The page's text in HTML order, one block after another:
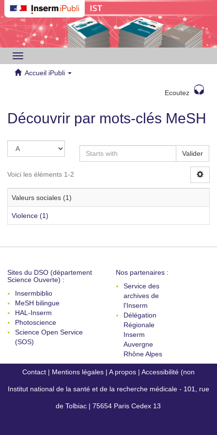
Toggle
navigation
Accueil iPubli
Ecoutez
Découvrir par mots-clés MeSH
Valider
Voici les éléments 1-2
Valeurs sociales (1)
Violence (1)
Sites du DSO (département
Science Ouverte) :
Insermbiblio
MeSH bilingue
HAL-Inserm
Photoscience
Science Open Service
(SOS)
Nos partenaires :
Service des
archives de
l'Inserm
Délégation
Régionale
Inserm
Auvergne
Rhône Alpes
Contact | Mentions légales | A propos | Accessibilité (non
conforme)
Institut national de la santé et de la recherche médicale - 101, rue
de Tolbiac | 75654 Paris Cedex 13